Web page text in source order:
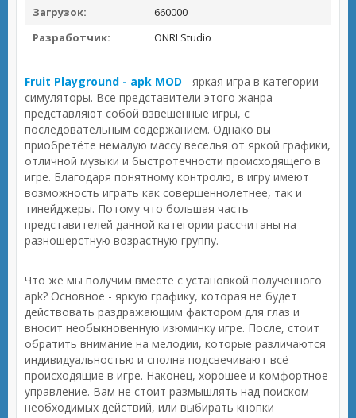
Загрузок:
660000
Разработчик:
ONRI Studio
Fruit Playground - apk MOD - яркая игра в категории
симуляторы. Все представители этого жанра
представляют собой взвешенные игры, с
последовательным содержанием. Однако вы
приобретёте немалую массу веселья от яркой графики,
отличной музыки и быстротечности происходящего в
игре. Благодаря понятному контролю, в игру имеют
возможность играть как совершеннолетнее, так и
тинейджеры. Потому что большая часть
представителей данной категории рассчитаны на
разношерстную возрастную группу.
Что же мы получим вместе с установкой полученного
apk? Основное - яркую графику, которая не будет
действовать раздражающим фактором для глаз и
вносит необыкновенную изюминку игре. После, стоит
обратить внимание на мелодии, которые различаются
индивидуальностью и сполна подсвечивают всё
происходящие в игре. Наконец, хорошее и комфортное
управление. Вам не стоит размышлять над поиском
необходимых действий, или выбирать кнопки